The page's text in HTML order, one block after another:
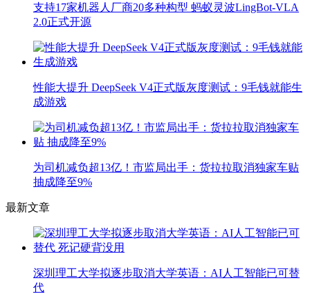
支持17家机器人厂商20多种构型 蚂蚁灵波LingBot-VLA
2.0正式开源
性能大提升 DeepSeek V4正式版灰度测试：9毛钱就能生
成游戏
为司机减负超13亿！市监局出手：货拉拉取消独家车贴
抽成降至9%
最新文章
深圳理工大学拟逐步取消大学英语：AI人工智能已可替
代